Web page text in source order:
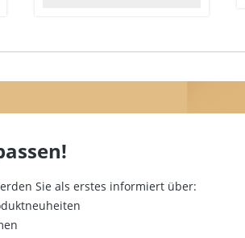
Sie als erstes informiert über: